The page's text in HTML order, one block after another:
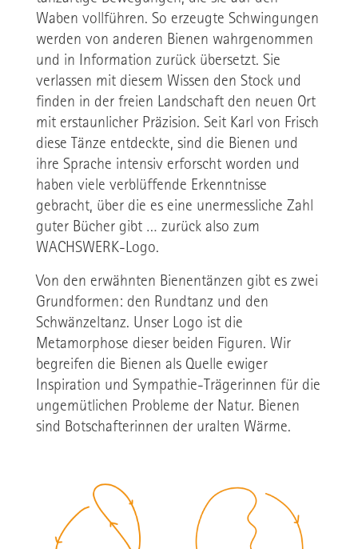
Waben vollführen. So erzeugte Schwingungen
werden von anderen Bienen wahrgenommen
und in Information zurück übersetzt. Sie
verlassen mit diesem Wissen den Stock und
finden in der freien Landschaft den neuen Ort
mit erstaunlicher Präzision. Seit Karl von Frisch
diese Tänze entdeckte, sind die Bienen und
ihre Sprache intensiv erforscht worden und
haben viele verblüffende Erkenntnisse
gebracht, über die es eine unermessliche Zahl
guter Bücher gibt … zurück also zum
WACHSWERK-Logo.
Von den erwähnten Bienentänzen gibt es zwei
Grundformen: den Rundtanz und den
Schwänzeltanz. Unser Logo ist die
Metamorphose dieser beiden Figuren. Wir
begreifen die Bienen als Quelle ewiger
Inspiration und Sympathie-Trägerinnen für die
ungemütlichen Probleme der Natur. Bienen
sind Botschafterinnen der uralten Wärme.